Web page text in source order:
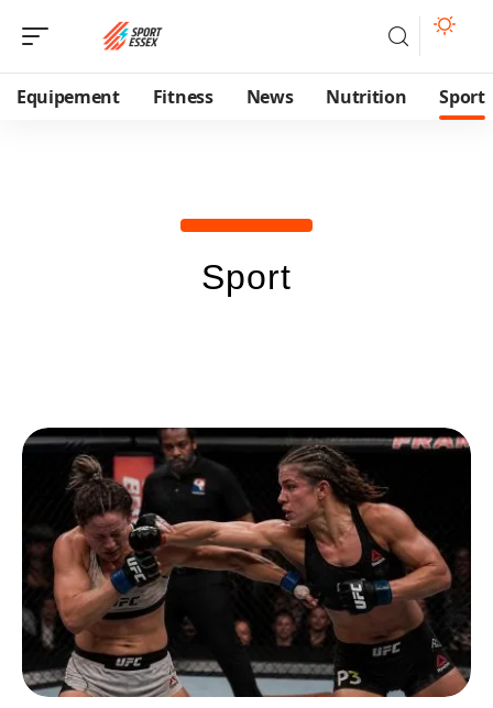
Equipement Fitness News Nutrition Sport
Sport